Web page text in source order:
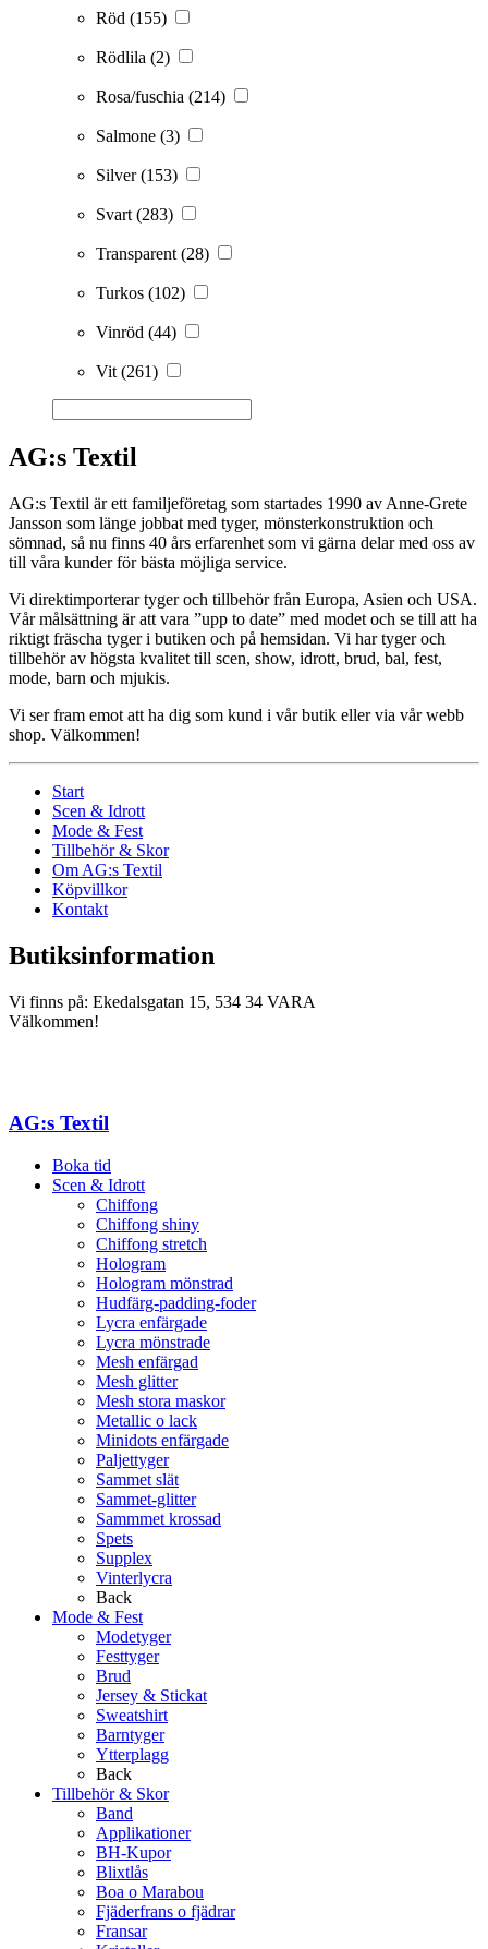
Röd (155)
Rödlila (2)
Rosa/fuschia (214)
Salmone (3)
Silver(153)
Svart (283)
Transparent (28)
Turkos (102)
Vinröd (44)
Vit (261)
AG:s Textil
AG:s Textil är ett familjeföretag som startades 1990 av Anne-Grete
Jansson som länge jobbat med tyger, mönsterkonstruktion och
sömnad, så nu finns 40 års erfarenhet som vi gärna delar med oss av
till våra kunder för bästa möjliga service.
Vi direktimporterar tyger och tillbehör från Europa, Asien och USA.
Vår målsättning är att vara ”upp to date” med modet och se till att ha
riktigt fräscha tyger i butiken och på hemsidan. Vi har tyger och
tillbehör av högsta kvalitet till scen, show, idrott, brud, bal, fest,
mode, barn och mjukis.
Vi ser fram emot att ha dig som kund i vår butik eller via vår webb
shop. Välkommen!
Start
Scen & Idrott
Mode & Fest
Tillbehör & Skor
Om AG:s Textil
Köpvillkor
Kontakt
Butiksinformation
Vi finns på: Ekedalsgatan 15, 534 34 VARA
Välkommen!
AG:s Textil
Boka tid
Scen & Idrott
Chiffong
Chiffong shiny
Chiffong stretch
Hologram
Hologram mönstrad
Hudfärg-padding-foder
Lycra enfärgade
Lycra mönstrade
Mesh enfärgad
Mesh glitter
Mesh stora maskor
Metallic o lack
Minidots enfärgade
Paljettyger
Sammet slät
Sammet-glitter
Sammmet krossad
Spets
Supplex
Vinterlycra
Back
Mode & Fest
Modetyger
Festtyger
Brud
Jersey & Stickat
Sweatshirt
Barntyger
Ytterplagg
Back
Tillbehör & Skor
Band
Applikationer
BH-Kupor
Blixtlås
Boa o Marabou
Fjäderfrans o fjädrar
Fransar